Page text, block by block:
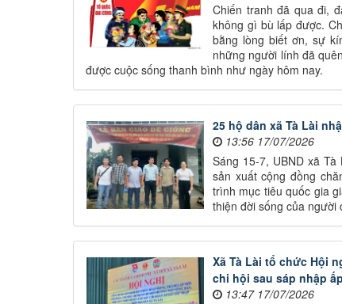
Chiến tranh đã qua đi,
không gì bù lấp được.
bằng lòng biết ơn, sự
những người lính đã
được cuộc sống thanh bình như ngày hôm nay.
25 hộ dân xã Tà Lài
13:56 17/07/2026
Sáng 15-7, UBND xã
sản xuất cộng đồng
trình mục tiêu quốc gia
thiện đời sống của người
Xã Tà Lài tổ chức Hội
chi hội sau sáp nhập ấp
13:47 17/07/2026